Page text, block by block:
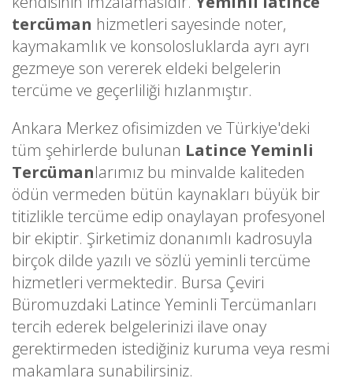
tercüman hizmetleri sayesinde noter,
kaymakamlık ve konsolosluklarda ayrı ayrı
gezmeye son vererek eldeki belgelerin
tercüme ve geçerliliği hızlanmıştır.
Ankara Merkez ofisimizden ve Türkiye'deki
tüm şehirlerde bulunan Latince Yeminli
Tercümanlarımız bu minvalde kaliteden
ödün vermeden bütün kaynakları büyük bir
titizlikle tercüme edip onaylayan profesyonel
bir ekiptir. Şirketimiz donanımlı kadrosuyla
birçok dilde yazılı ve sözlü yeminli tercüme
hizmetleri vermektedir. Bursa Çeviri
Büromuzdaki Latince Yeminli Tercümanları
tercih ederek belgelerinizi ilave onay
gerektirmeden istediğiniz kuruma veya resmi
makamlara sunabilirsiniz.